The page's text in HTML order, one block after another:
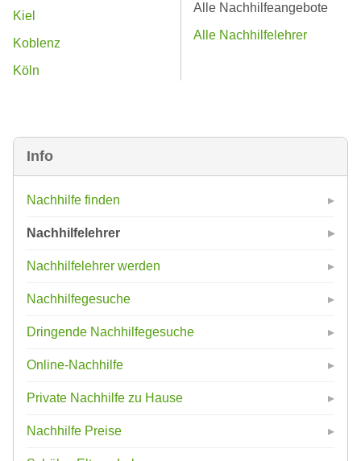
Info
Nachhilfe finden
Nachhilfelehrer
Nachhilfelehrer werden
Nachhilfegesuche
Dringende Nachhilfegesuche
Online-Nachhilfe
Private Nachhilfe zu Hause
Nachhilfe Preise
Kiel
Koblenz
Köln
Alle Nachhilfeangebote
Alle Nachhilfelehrer